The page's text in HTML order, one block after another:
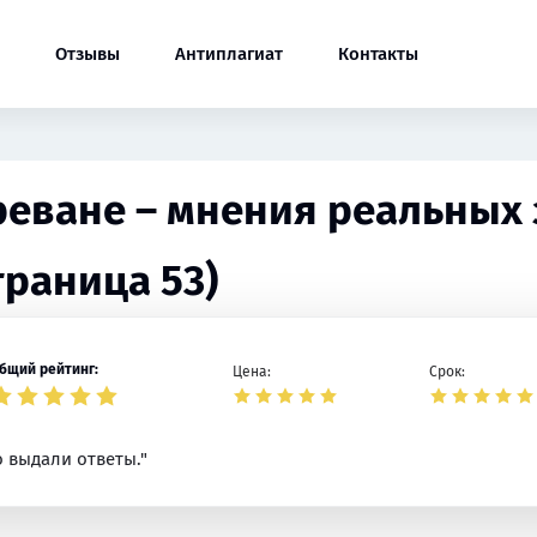
Отзывы Антиплагиат Контакты
– мнения реальных
53)
рейтинг: Цена: Срок:
выдали ответы."